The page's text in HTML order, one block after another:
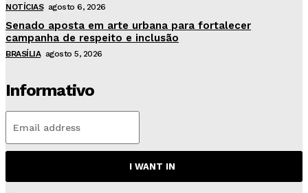
NOTÍCIAS agosto 6, 2026
Senado aposta em arte urbana para fortalecer
campanha de respeito e inclusão
BRASÍLIA agosto 5, 2026
Informativo
I WANT IN